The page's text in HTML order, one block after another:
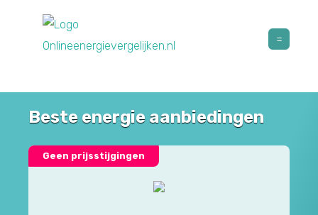
Beste energie aanbiedingen
Geen prijsstijgingen